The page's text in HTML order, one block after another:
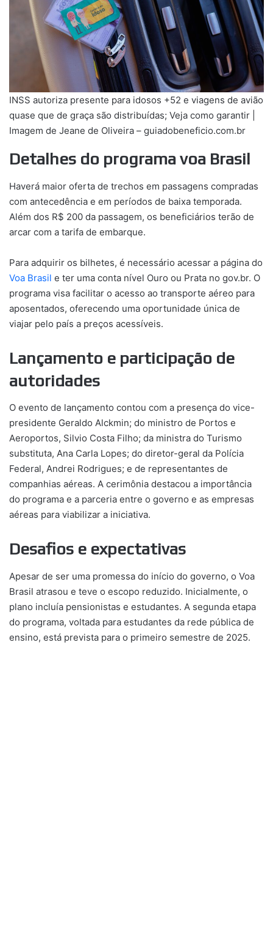
INSS autoriza presente para idosos +52 e viagens de avião
quase que de graça são distribuídas; Veja como garantir |
Imagem de Jeane de Oliveira – guiadobeneficio.com.br
Detalhes do programa voa Brasil
Haverá maior oferta de trechos em passagens compradas
com antecedência e em períodos de baixa temporada.
Além dos R$ 200 da passagem, os beneficiários terão de
arcar com a tarifa de embarque.
Para adquirir os bilhetes, é necessário acessar a página do
Voa Brasil e ter uma conta nível Ouro ou Prata no gov.br. O
programa visa facilitar o acesso ao transporte aéreo para
aposentados, oferecendo uma oportunidade única de
viajar pelo país a preços acessíveis.
Lançamento e participação de
autoridades
O evento de lançamento contou com a presença do vice-
presidente Geraldo Alckmin; do ministro de Portos e
Aeroportos, Silvio Costa Filho; da ministra do Turismo
substituta, Ana Carla Lopes; do diretor-geral da Polícia
Federal, Andrei Rodrigues; e de representantes de
companhias aéreas. A cerimônia destacou a importância
do programa e a parceria entre o governo e as empresas
aéreas para viabilizar a iniciativa.
Desafios e expectativas
Apesar de ser uma promessa do início do governo, o Voa
Brasil atrasou e teve o escopo reduzido. Inicialmente, o
plano incluía pensionistas e estudantes. A segunda etapa
do programa, voltada para estudantes da rede pública de
ensino, está prevista para o primeiro semestre de 2025.